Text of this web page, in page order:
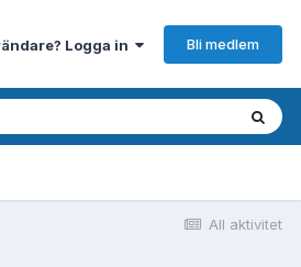
Logga in Bli medlem
All aktivitet